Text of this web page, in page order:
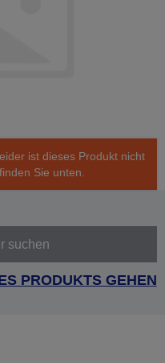
ist dieses Produkt nicht
Sie unten.
suchen
PRODUKTS GEHEN